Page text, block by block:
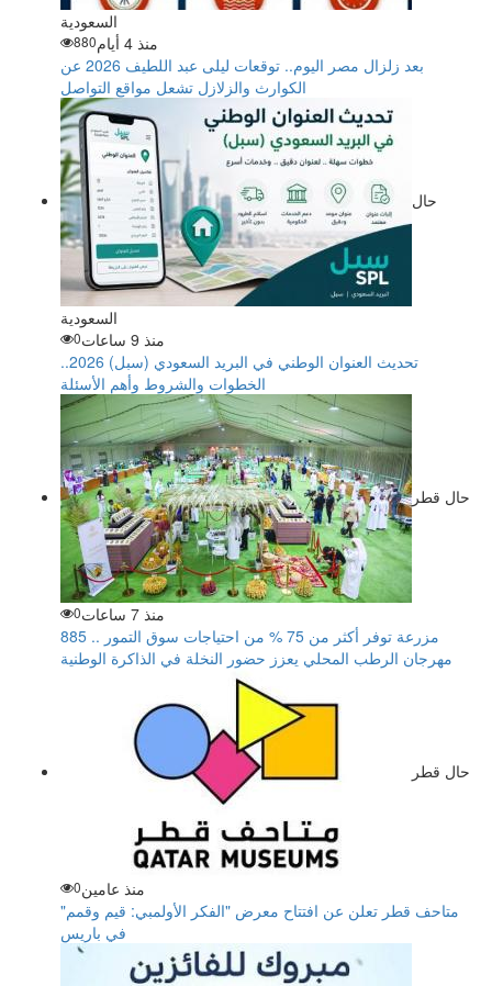
السعودية
منذ 4 أيام
880
بعد زلزال مصر اليوم.. توقعات ليلى عبد اللطيف 2026 عن
الكوارث والزلازل تشعل مواقع التواصل
حال
السعودية
منذ 9 ساعات
0
تحديث العنوان الوطني في البريد السعودي (سبل) 2026..
الخطوات والشروط وأهم الأسئلة
حال قطر
منذ 7 ساعات 0
885 مزرعة توفر أكثر من 75 % من احتياجات سوق التمور ..
مهرجان الرطب المحلي يعزز حضور النخلة في الذاكرة الوطنية
حال قطر
منذ عامين0
متاحف قطر تعلن عن افتتاح معرض "الفكر الأولمبي: قيم وقمم"
في باريس